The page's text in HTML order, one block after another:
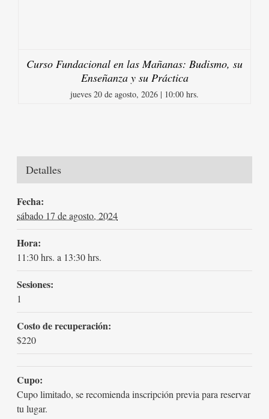
Curso Fundacional en las Mañanas: Budismo, su
Enseñanza y su Práctica
jueves 20 de agosto, 2026 | 10:00 hrs.
Detalles
Fecha:
sábado 17 de agosto, 2024
Hora:
11:30 hrs. a 13:30 hrs.
Sesiones:
1
Costo de recuperación:
$220
Cupo:
Cupo limitado, se recomienda inscripción previa para reservar
tu lugar.